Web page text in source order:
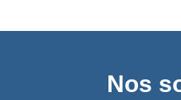
Nos